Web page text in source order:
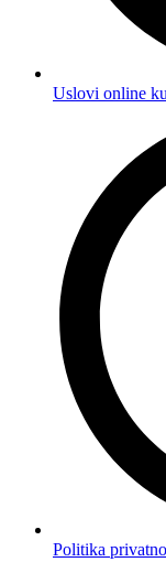
Uslovi online
Politika